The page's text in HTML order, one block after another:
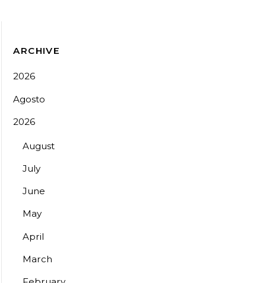
ARCHIVE
2026
Agosto
2026
August
July
June
May
April
March